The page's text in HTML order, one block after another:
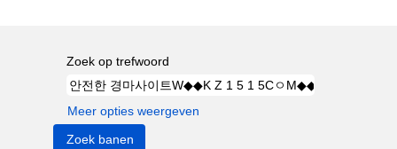
Zoek op trefwoord
Meer opties weergeven